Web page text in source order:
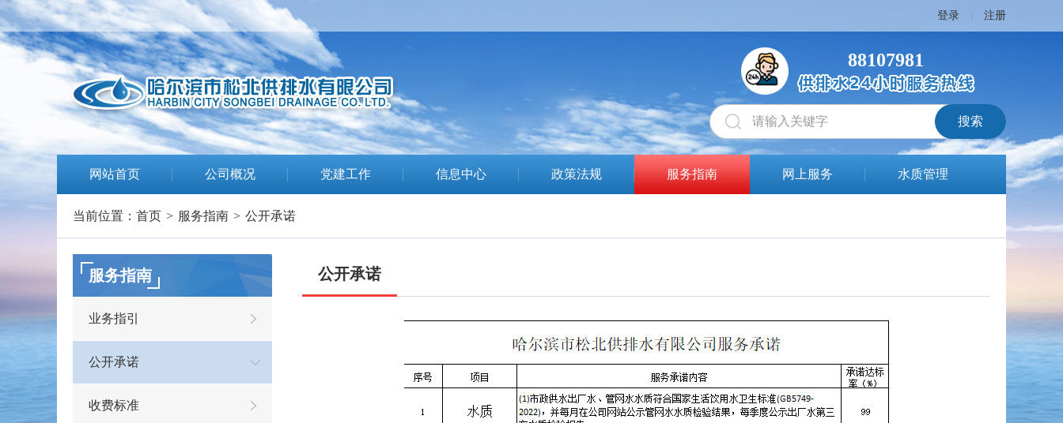
登录 注册
88107981
网站首页 公司概况 党建工作 信息中心 政策法规 服务指南 网上服务 水质管理
当前位置： 首页 > 服务指南 > 公开承诺
公开承诺
服务指南
业务指引
公开承诺
收费标准